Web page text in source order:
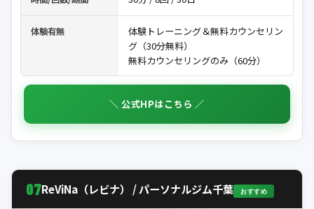
体験有無
体験トレーニング＆無料カウンセリン
グ（30分無料）
無料カウンセリングのみ（60分）
＼ 公式HPはこちら ／
07ReViNa（レビナ） / パーソナルジム千葉 おすすめ